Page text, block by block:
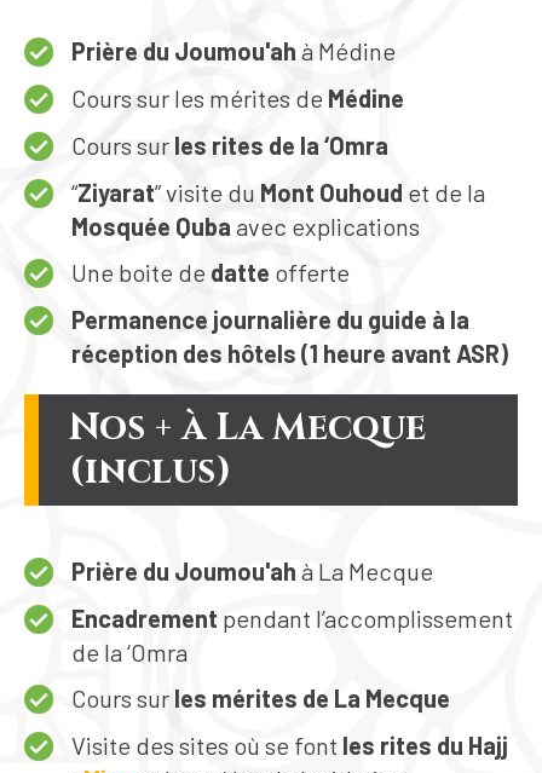
Prière du Joumou'ah à Médine
Cours sur les mérites de Médine
Cours sur les rites de la ‘Omra
“Ziyarat” visite du Mont Ouhoud et de la
Mosquée Quba avec explications
Une boite de datte offerte
Permanence journalière du guide à la
réception des hôtels (1 heure avant ASR)
Nos + à La Mecque
(inclus)
Prière du Joumou'ah à La Mecque
Encadrement pendant l’accomplissement
de la ‘Omra
Cours sur les mérites de La Mecque
Visite des sites où se font les rites du Hajj